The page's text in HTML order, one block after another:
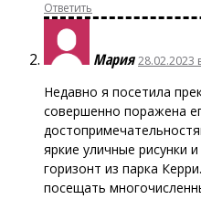
Ответить
Мария 28.02.2023
Недавно я посетила
совершенно поражена
яркие уличные рисунки
горизонт из парка
посещать